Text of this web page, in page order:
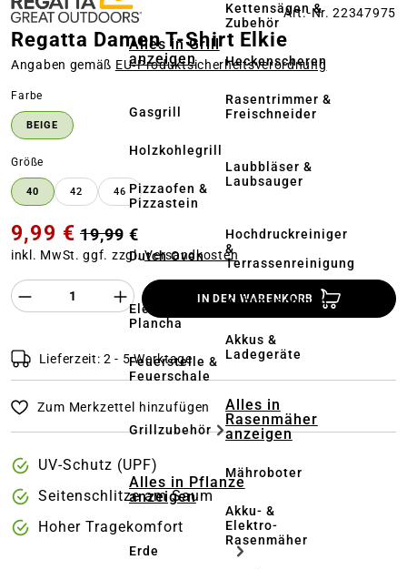
Alles in Grill
anzeigen
Gasgrill
Holzkohlegrill
Pizzaofen &
Pizzastein
Dutch Oven
Elektrogrill &
Plancha
Feuerstelle &
Feuerschale
Grillzubehör
Alles in Pflanze
anzeigen
Erde
Kettensägen &
Zubehör
Heckenscheren
Rasentrimmer &
Freischneider
Laubbläser &
Laubsauger
Hochdruckreiniger
&
Terrassenreinigung
Kehrmaschinen
Akkus &
Ladegeräte
Alles in
Rasenmäher
anzeigen
Mähroboter
Akku- &
Elektro-
Rasenmäher
Art.-Nr. 22347975
Regatta Damen T-Shirt Elkie
Angaben gemäß EU‑Produktsicherheitsverordnung
Farbe
BEIGE
Größe
40 42 46
9,99 € 19,99 €
inkl. MwSt. ggf. zzgl.Versandkosten
Produkt Anzahl des Produktes
IN DEN WARENKORB
Lieferzeit: 2 - 5 Werktage
Zum Merkzettel hinzufügen
UV-Schutz (UPF)
Seitenschlitze am Saum
Hoher Tragekomfort